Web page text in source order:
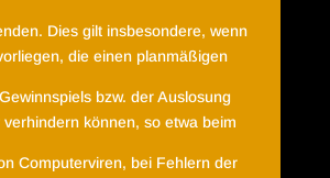
Dies gilt insbesondere, wenn
die einen planmäßigen
bzw. der Auslosung
können, so etwa beim
Computerviren, bei Fehlern der